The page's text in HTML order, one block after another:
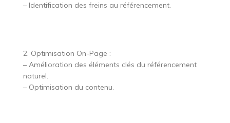
– Identification des freins au référencement.
2. Optimisation On-Page :
– Amélioration des éléments clés du référencement
naturel.
– Optimisation du contenu.